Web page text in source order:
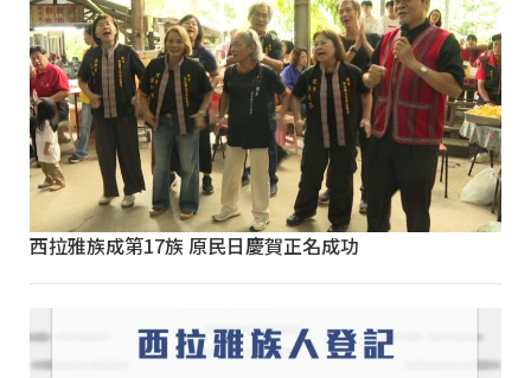
西拉雅族成第17族 原民日慶賀正名成功